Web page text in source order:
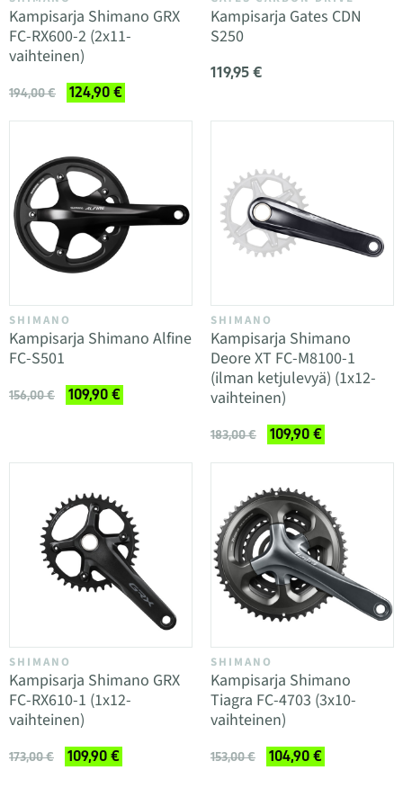
Kampisarja Shimano GRX
FC-RX600-2 (2x11-
vaihteinen)
194,00 € 124,90 €
Kampisarja Gates CDN
S250
119,95 €
SHIMANO
Kampisarja Shimano Alfine
FC-S501
156,00 € 109,90 €
SHIMANO
Kampisarja Shimano
Deore XT FC-M8100-1
(ilman ketjulevyä) (1x12-
vaihteinen)
183,00 € 109,90 €
SHIMANO
Kampisarja Shimano GRX
FC-RX610-1 (1x12-
vaihteinen)
173,00 € 109,90 €
SHIMANO
Kampisarja Shimano
Tiagra FC-4703 (3x10-
vaihteinen)
153,00 € 104,90 €